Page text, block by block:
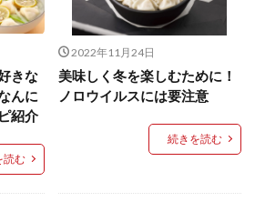
きな
んに
紹介
読む
2022年11月24日
美味しく冬を楽しむために！
ノロウイルスには要注意
続きを読む
ニティ
おうちごはん
お弁当
キッチンSCM
キャンペーン
餃子
SDGs SNS
X